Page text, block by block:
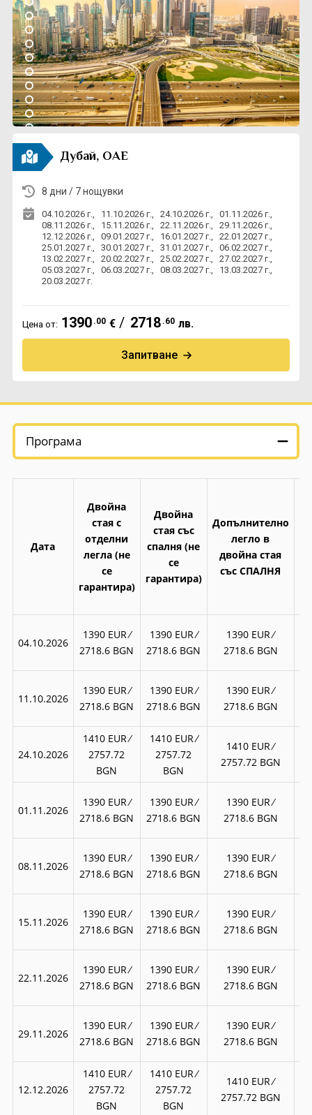
Почивки в Йордания
Почивки Бали
Почивки Тайланд
Почивки в Армения и Грузия
Почивки в Португалия
Почивки в Испания
Почивки в Дубай
Екскурзии в Гърция
Екскурзии в Албания
Екскурзии в Унгария
Екскурзии Португалия
Екскурзии Северна Македония
Екскурзии в Прага
Екскурзии в Босна и Херцеговина
Екскурзии в Косово
Екскурзии в Австрия
Екскурзии в Румъния
Контакти
Застраховка отговорност
на туроператор
За нас
Общи условия
Политика за
поверителност
Фирмени данни
Банкова сметка
Транспорт
Подаръчен ваучер
Дубай, ОАЕ
8 дни / 7 нощувки
04.10.2026 г., 11.10.2026 г., 24.10.2026 г., 01.11.2026 г.,
08.11.2026 г., 15.11.2026 г., 22.11.2026 г., 29.11.2026 г.,
12.12.2026 г., 09.01.2027 г., 16.01.2027 г., 22.01.2027 г.,
25.01.2027 г., 30.01.2027 г., 31.01.2027 г., 06.02.2027 г.,
13.02.2027 г., 20.02.2027 г., 25.02.2027 г., 27.02.2027 г.,
05.03.2027 г., 06.03.2027 г., 08.03.2027 г., 13.03.2027 г.,
20.03.2027 г.
Цена от: 1390 .00 € / 2718 .60 лв.
Запитване
Програма
Дата
Двойна
стая с
отделни
легла (не
се
гарантира)
Двойна
стая със
спалня (не
се
гарантира)
Допълнително
легло в
двойна стая
със СПАЛНЯ
04.10.2026
1390 EUR ∕
2718.6 BGN
1390 EUR ∕
2718.6 BGN
1390 EUR ∕
2718.6 BGN
11.10.2026
1390 EUR ∕
2718.6 BGN
1390 EUR ∕
2718.6 BGN
1390 EUR ∕
2718.6 BGN
24.10.2026
1410 EUR ∕
2757.72
BGN
1410 EUR ∕
2757.72
BGN
1410 EUR ∕
2757.72 BGN
01.11.2026
1390 EUR ∕
2718.6 BGN
1390 EUR ∕
2718.6 BGN
1390 EUR ∕
2718.6 BGN
08.11.2026
1390 EUR ∕
2718.6 BGN
1390 EUR ∕
2718.6 BGN
1390 EUR ∕
2718.6 BGN
15.11.2026
1390 EUR ∕
2718.6 BGN
1390 EUR ∕
2718.6 BGN
1390 EUR ∕
2718.6 BGN
22.11.2026
1390 EUR ∕
2718.6 BGN
1390 EUR ∕
2718.6 BGN
1390 EUR ∕
2718.6 BGN
29.11.2026
1390 EUR ∕
2718.6 BGN
1390 EUR ∕
2718.6 BGN
1390 EUR ∕
2718.6 BGN
12.12.2026
1410 EUR ∕
2757.72
BGN
1410 EUR ∕
2757.72
BGN
1410 EUR ∕
2757.72 BGN